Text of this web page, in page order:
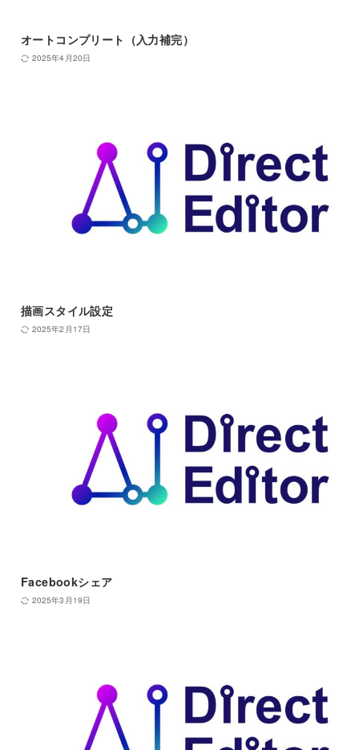
オートコンプリート（入力補完）
2025年4月20日
描画スタイル設定
2025年2月17日
Facebookシェア
2025年3月19日